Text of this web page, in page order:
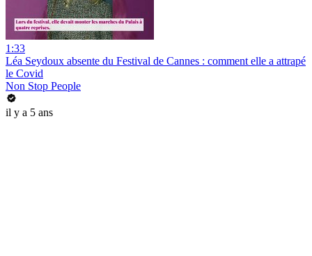
1:33
Léa Seydoux absente du Festival de Cannes : comment elle a attrapé
le Covid
Non Stop People
il y a 5 ans